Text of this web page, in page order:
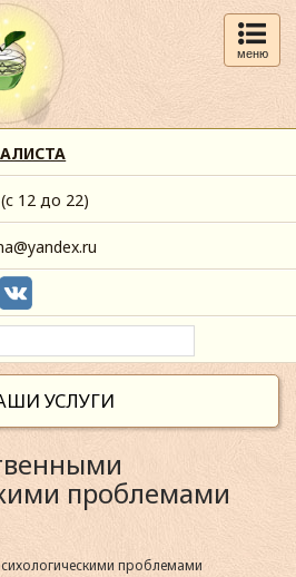
меню
(с 12 до 22)
УСЛУГИ
проблемами
проблемами